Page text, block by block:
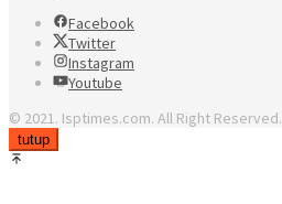
Facebook
Twitter
Instagram
Youtube
© 2021. Isptimes.com. All Right Reserved.
tutup